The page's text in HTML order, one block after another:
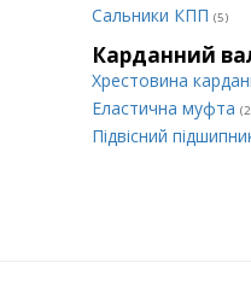
Сальники КПП (5)
Карданний
Хрестовина
Еластична муфта
Підвісний